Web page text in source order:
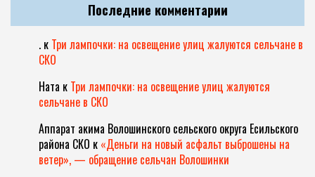
Последние комментарии
. к Три лампочки: на освещение улиц жалуются сельчане в
СКО
Ната к Три лампочки: на освещение улиц жалуются
сельчане в СКО
Аппарат акима Волошинского сельского округа Есильского
района СКО к «Деньги на новый асфальт выброшены на
ветер», — обращение сельчан Волошинки